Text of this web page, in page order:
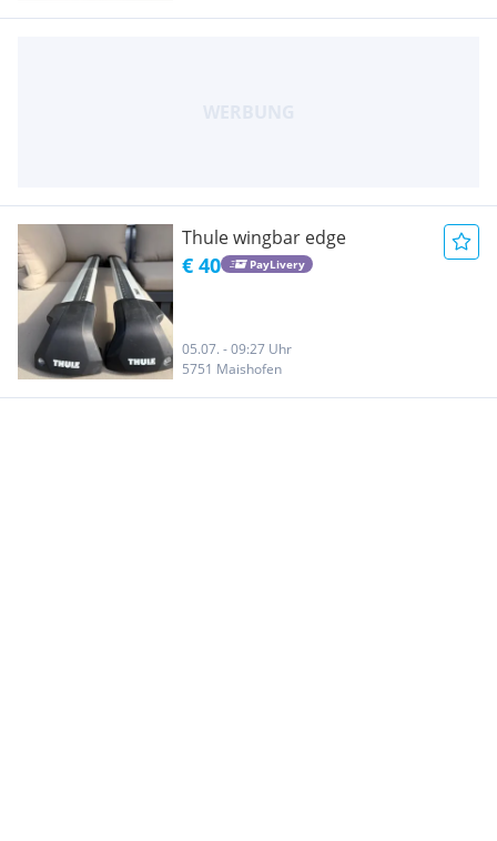
Thule wingbar edge
€ 40 PayLivery
05.07. - 09:27 Uhr
5751 Maishofen